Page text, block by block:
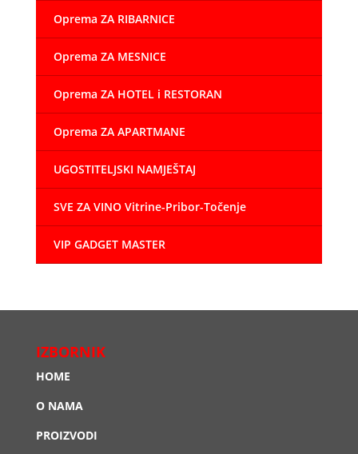
Oprema ZA RIBARNICE
Oprema ZA MESNICE
Oprema ZA HOTEL i RESTORAN
Oprema ZA APARTMANE
UGOSTITELJSKI NAMJEŠTAJ
SVE ZA VINO Vitrine-Pribor-Točenje
VIP GADGET MASTER
IZBORNIK
HOME
O NAMA
PROIZVODI